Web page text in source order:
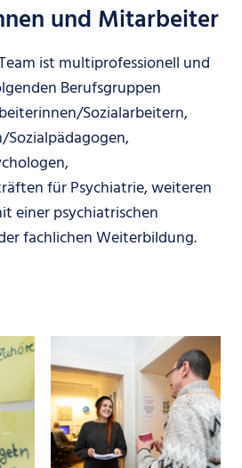
und Mitarbeiter
ist multiprofessionell und
Berufsgruppen
Sozialarbeitern,
Sozialpädagogen,
für Psychiatrie, weiteren
einer psychiatrischen
fachlichen Weiterbildung.